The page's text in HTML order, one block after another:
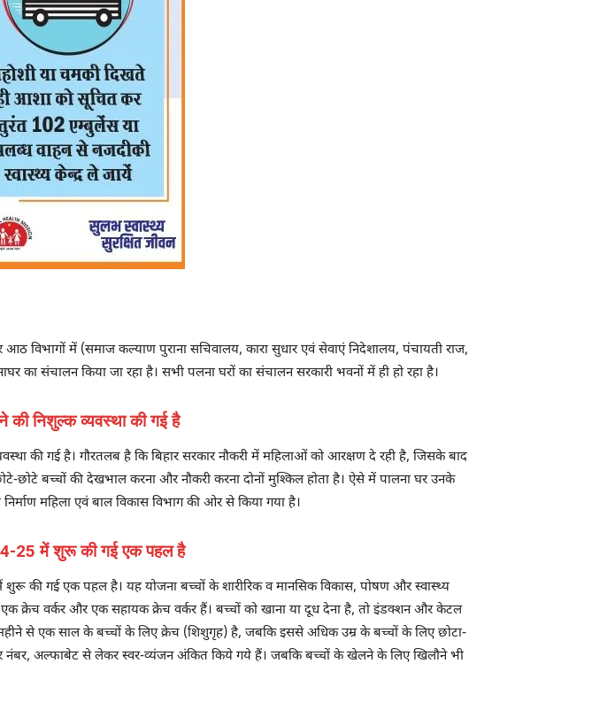
में (समाज कल्याण पुराना सचिवालय, कारा सुधार एवं सेवाएं निदेशालय, पंचायती राज,
का संचालन किया जा रहा है। सभी पलना घरों का संचालन सरकारी भवनों में ही हो रहा है।
की निशुल्क व्यवस्था की गई है
की गई है। गौरतलब है कि बिहार सरकार नौकरी में महिलाओं को आरक्षण दे रही है, जिसके बाद
छोटे बच्चों की देखभाल करना और नौकरी करना दोनों मुश्किल होता है। ऐसे में पालना घर उनके
महिला एवं बाल विकास विभाग की ओर से किया गया है।
25 में शुरू की गई एक पहल है
की गई एक पहल है। यह योजना बच्चों के शारीरिक व मानसिक विकास, पोषण और स्वास्थ्य
वर्कर और एक सहायक क्रेच वर्कर हैं। बच्चों को खाना या दूध देना है, तो इंडक्शन और केटल
से एक साल के बच्चों के लिए क्रेच (शिशुगृह) है, जबकि इससे अधिक उम्र के बच्चों के लिए छोटा-
नंबर, अल्फाबेट से लेकर स्वर-व्यंजन अंकित किये गये हैं। जबकि बच्चों के खेलने के लिए खिलौने भी